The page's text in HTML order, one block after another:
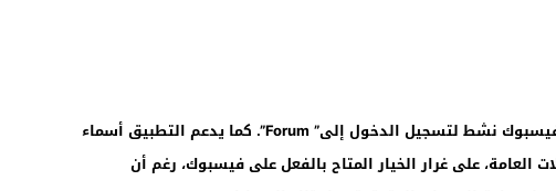
وسيحتاج المستخدمون إلى حساب فيسبوك نشط لتسجيل الدخول إلى” Forum”. كما يدعم التطبيق أسماء
على غرار الخيار المتاح بالفعل على فيسبوك، رغم أن